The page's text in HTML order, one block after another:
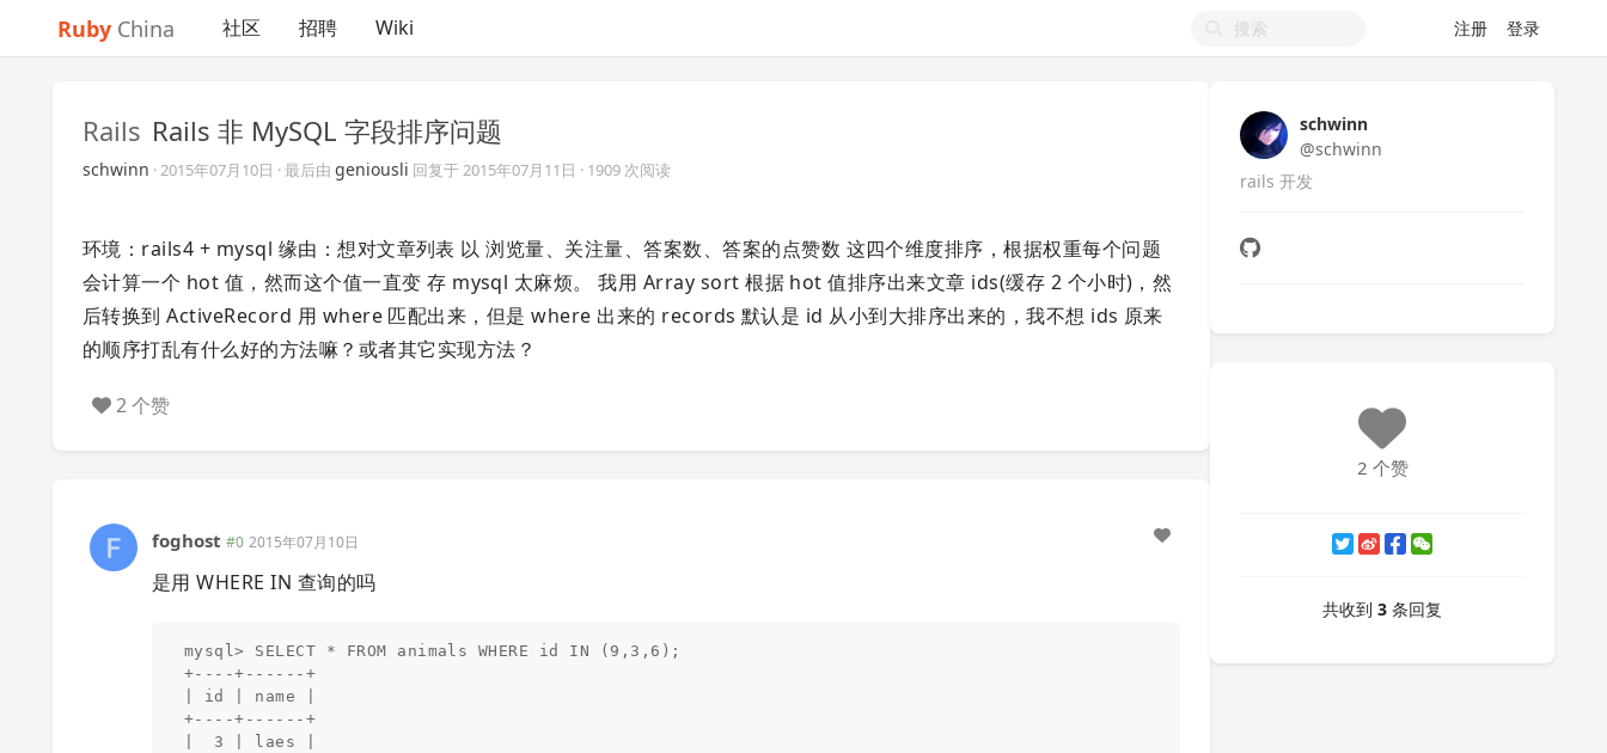
Ruby China 社区 招聘 Wiki 注册 登录
Rails Rails 非 MySQL 字段排序问题
schwinn ·2015年07月10日 · 最后由 geniousli 回复于2015年07月11日 · 1909 次阅读
环境：rails4 + mysql 缘由：想对文章列表 以 浏览量、关注量、答案数、答案的点赞数 这四个维度排序，根据权重每个问题
会计算一个 hot 值，然而这个值一直变 存 mysql 太麻烦。 我用 Array sort 根据 hot 值排序出来文章 ids(缓存 2 个小时)，然
后转换到 ActiveRecord 用 where 匹配出来，但是 where 出来的 records 默认是 id 从小到大排序出来的，我不想 ids 原来
的顺序打乱有什么好的方法嘛？或者其它实现方法？
2 个赞
foghost #0 2015年07月10日
是用 WHERE IN 查询的吗
mysql> SELECT * FROM animals WHERE id IN (9,3,6);
+----+------+
| id | name |
+----+------+
|  3 | laes |
schwinn
@schwinn
rails 开发
2 个赞
共收到 3 条回复